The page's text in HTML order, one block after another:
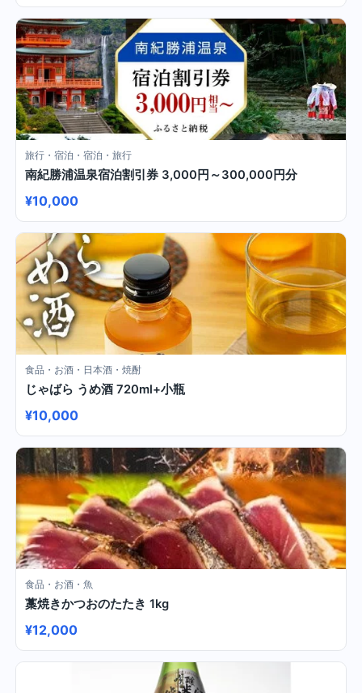
旅行・宿泊・宿泊・旅行
南紀勝浦温泉宿泊割引券 3,000円～300,000円分
¥10,000
食品・お酒・日本酒・焼酎
じゃばら うめ酒 720ml+小瓶
¥10,000
食品・お酒・魚
藁焼きかつおのたたき 1kg
¥12,000